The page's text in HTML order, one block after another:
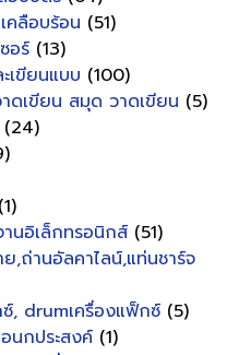
คลือบร้อน (51)
อร์ (13)
เขียนแบบ (100)
ดเขียน สมุด วาดเขียน (5)
(24)
(1)
นอิเล็กทรอนิกส์ (51)
,ถ่านอัลคาไลน์,แท่นชาร์จ
, drumเครื่องแฟ็กซ์ (5)
นกประสงค์ (1)